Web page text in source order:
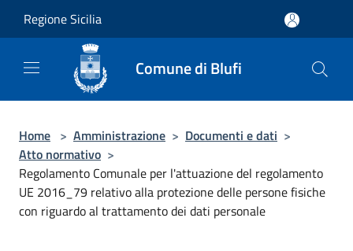
Regione Sicilia
Comune di Blufi
Home > Amministrazione > Documenti e dati >
Atto normativo >
Regolamento Comunale per l'attuazione del regolamento
UE 2016_79 relativo alla protezione delle persone fisiche
con riguardo al trattamento dei dati personale